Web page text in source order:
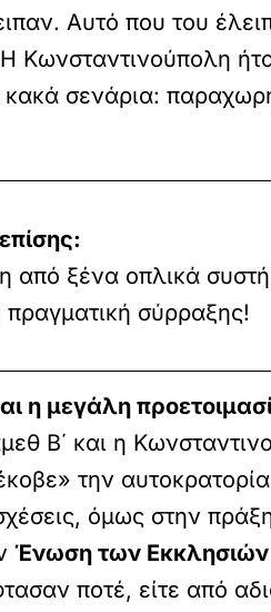
Αυτό που του
Κωνσταντινούπολη
σενάρια:
από ξένα οπλικά
πραγματική σύρραξης!
η μεγάλη
Β΄ και η
την
όμως στην
Ένωση των Εκκλησιών
ποτέ, είτε από